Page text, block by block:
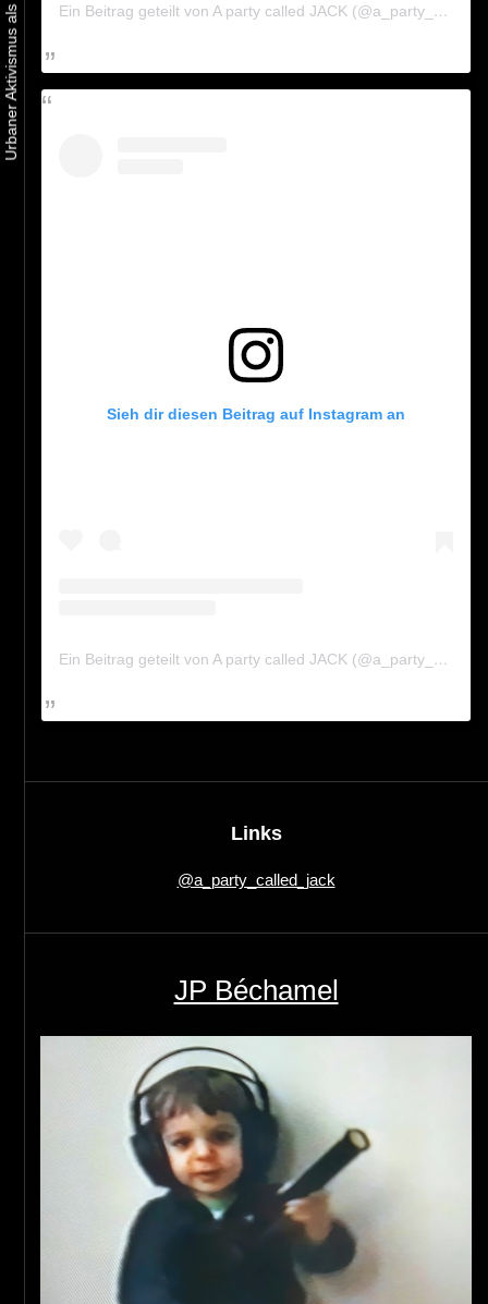
Ein Beitrag geteilt von A party called JACK (@a_party_called_jack)
Sieh dir diesen Beitrag auf Instagram an
Ein Beitrag geteilt von A party called JACK (@a_party_called_jack)
Links
@a_party_called_jack
JP Béchamel